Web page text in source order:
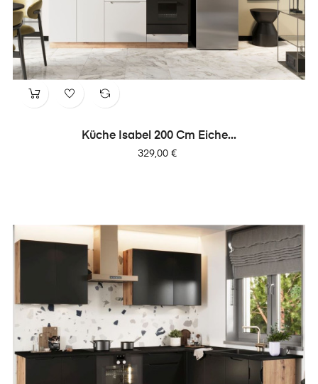
Küche Isabel 200 Cm Eiche...
Preis
329,00 €